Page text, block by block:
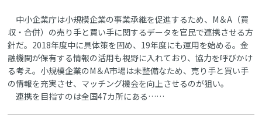
中小企業庁は小規模企業の事業承継を促進するため、M＆A（買
収・合併）の売り手と買い手に関するデータを官民で連携させる方
針だ。2018年度中に具体策を固め、19年度にも運用を始める。金
融機関が保有する情報の活用も視野に入れており、協力を呼びかけ
る考え。小規模企業のM＆A市場は未整備なため、売り手と買い手
の情報を充実させ、マッチング機会を向上させるのが狙い。
連携を目指すのは全国47カ所にある……